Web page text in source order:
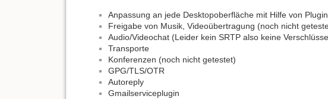
Anpassung an jede Desktopoberfläche mit Hilfe von
Freigabe von Musik, Videoübertragung (noch nicht
Audio/Videochat (Leider kein SRTP also keine
Transporte
Konferenzen (noch nicht getestet)
GPG/TLS/OTR
Autoreply
Gmailserviceplugin